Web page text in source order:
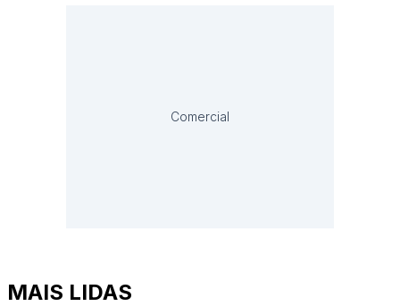
Comercial
MAIS LIDAS